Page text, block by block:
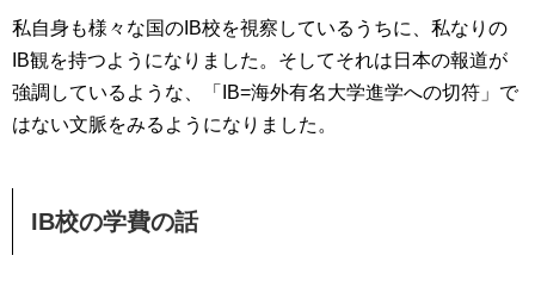
私自身も様々な国のIB校を視察しているうちに、私なりの
IB観を持つようになりました。そしてそれは日本の報道が
強調しているような、「IB=海外有名大学進学への切符」で
はない文脈をみるようになりました。
IB校の学費の話